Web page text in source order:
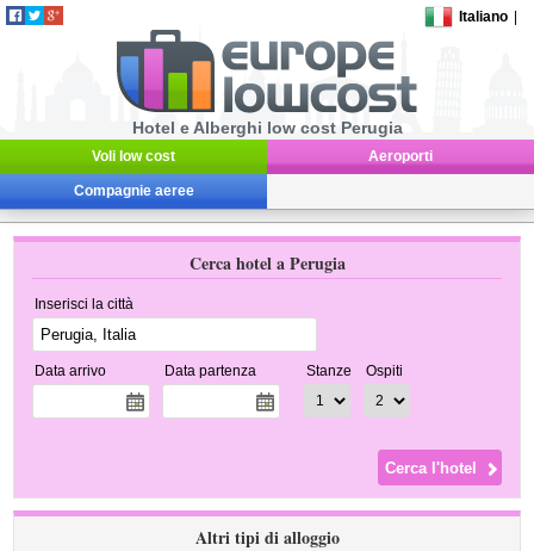
Italiano
Hotel e Alberghi low cost Perugia
Voli low cost Aeroporti
Compagnie aeree
Cerca hotel a Perugia
Inserisci la città
Data arrivo Data partenza Stanze Ospiti
Altri tipi di alloggio